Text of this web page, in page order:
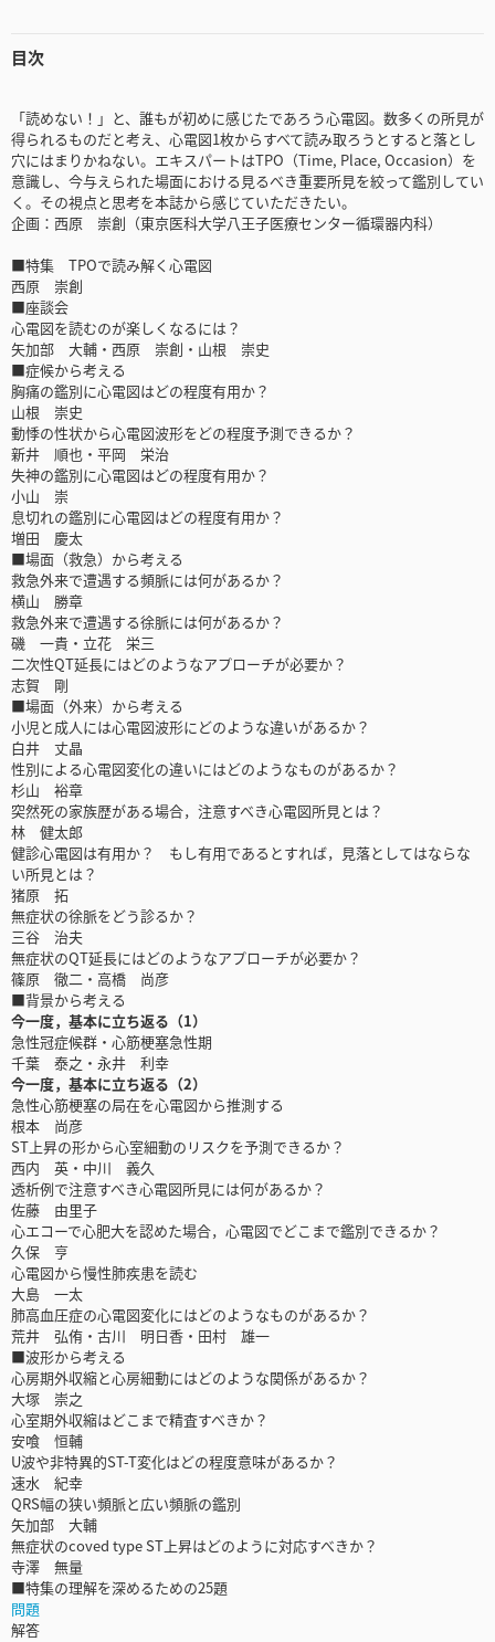
目次
「読めない！」と、誰もが初めに感じたであろう心電図。数多くの所見が
得られるものだと考え、心電図1枚からすべて読み取ろうとすると落とし
穴にはまりかねない。エキスパートはTPO（Time, Place, Occasion）を
意識し、今与えられた場面における見るべき重要所見を絞って鑑別してい
く。その視点と思考を本誌から感じていただきたい。
企画：西原 崇創（東京医科大学八王子医療センター循環器内科）
■特集 TPOで読み解く心電図
西原 崇創
■座談会
心電図を読むのが楽しくなるには？
矢加部 大輔・西原 崇創・山根 崇史
■症候から考える
胸痛の鑑別に心電図はどの程度有用か？
山根 崇史
動悸の性状から心電図波形をどの程度予測できるか？
新井 順也・平岡 栄治
失神の鑑別に心電図はどの程度有用か？
小山 崇
息切れの鑑別に心電図はどの程度有用か？
増田 慶太
■場面（救急）から考える
救急外来で遭遇する頻脈には何があるか？
横山 勝章
救急外来で遭遇する徐脈には何があるか？
磯 一貴・立花 栄三
二次性QT延長にはどのようなアプローチが必要か？
志賀 剛
■場面（外来）から考える
小児と成人には心電図波形にどのような違いがあるか？
白井 丈晶
性別による心電図変化の違いにはどのようなものがあるか？
杉山 裕章
突然死の家族歴がある場合，注意すべき心電図所見とは？
林 健太郎
健診心電図は有用か？ もし有用であるとすれば，見落としてはならな
い所見とは？
猪原 拓
無症状の徐脈をどう診るか？
三谷 治夫
無症状のQT延長にはどのようなアプローチが必要か？
篠原 徹二・高橋 尚彦
■背景から考える
今一度，基本に立ち返る（1）
急性冠症候群・心筋梗塞急性期
千葉 泰之・永井 利幸
今一度，基本に立ち返る（2）
急性心筋梗塞の局在を心電図から推測する
根本 尚彦
ST上昇の形から心室細動のリスクを予測できるか？
西内 英・中川 義久
透析例で注意すべき心電図所見には何があるか？
佐藤 由里子
心エコーで心肥大を認めた場合，心電図でどこまで鑑別できるか？
久保 亨
心電図から慢性肺疾患を読む
大島 一太
肺高血圧症の心電図変化にはどのようなものがあるか？
荒井 弘侑・古川 明日香・田村 雄一
■波形から考える
心房期外収縮と心房細動にはどのような関係があるか？
大塚 崇之
心室期外収縮はどこまで精査すべきか？
安喰 恒輔
U波や非特異的ST-T変化はどの程度意味があるか？
速水 紀幸
QRS幅の狭い頻脈と広い頻脈の鑑別
矢加部 大輔
無症状のcoved type ST上昇はどのように対応すべきか？
寺澤 無量
■特集の理解を深めるための25題
問題
解答